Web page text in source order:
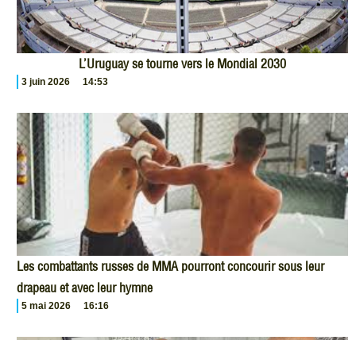
L’Uruguay se tourne vers le Mondial 2030
3 juin 2026 14:53
Les combattants russes de MMA pourront concourir sous leur
drapeau et avec leur hymne
5 mai 2026 16:16